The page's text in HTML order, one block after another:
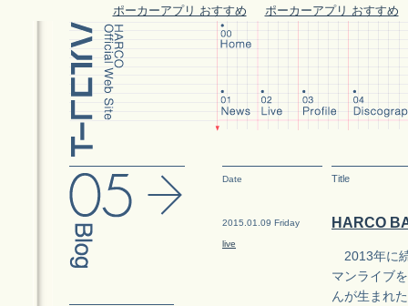
ポーカーアプリ おすすめ ポーカーアプリ おすすめ
Date Title
2015.01.09 Friday
live
HARCO
2013年に
マンライブ
んが生まれ